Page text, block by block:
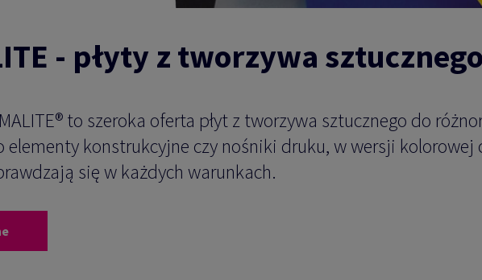
- płyty z tworzywa sztucznego
to szeroka oferta płyt z tworzywa sztucznego do
elementy konstrukcyjne czy nośniki druku, w wersji kolorowej
się w każdych warunkach.